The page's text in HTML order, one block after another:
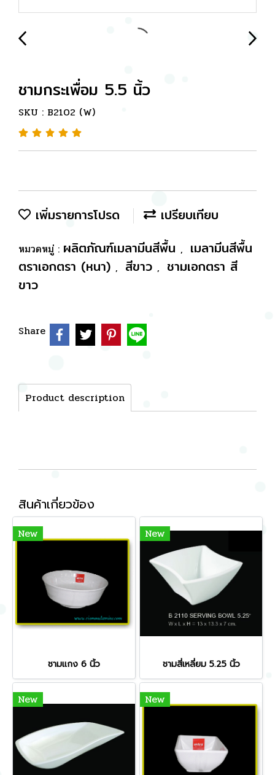
ชามกระเพื่อม 5.5 นิ้ว
SKU : B2102 (W)
เพิ่มรายการโปรด เปรียบเทียบ
หมวดหมู่ : ผลิตภัณฑ์เมลามีนสีพื้น , เมลามีนสีพื้น
ตราเอกตรา (หนา) , สีขาว , ชามเอกตรา สี
ขาว
Share
Product description
สินค้าเกี่ยวข้อง
New
ชามแกง 6 นิ้ว
New
ชามสี่เหลี่ยม 5.25 นิ้ว
New New